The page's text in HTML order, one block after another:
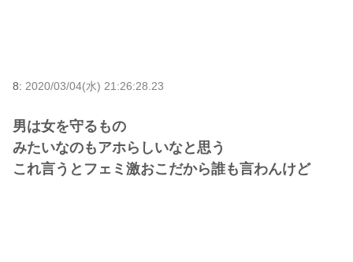
8: 2020/03/04(水) 21:26:28.23
男は女を守るもの
みたいなのもアホらしいなと思う
これ言うとフェミ激おこだから誰も言わんけど